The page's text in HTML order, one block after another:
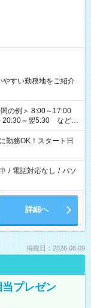
すい勤務地をご紹介
～翌5:30 など ★
業なし、交替制など
務OK！スタート日
/ 電話対応なし / パソ
詳細へ
掲載日：2026.08.09
プレゼン